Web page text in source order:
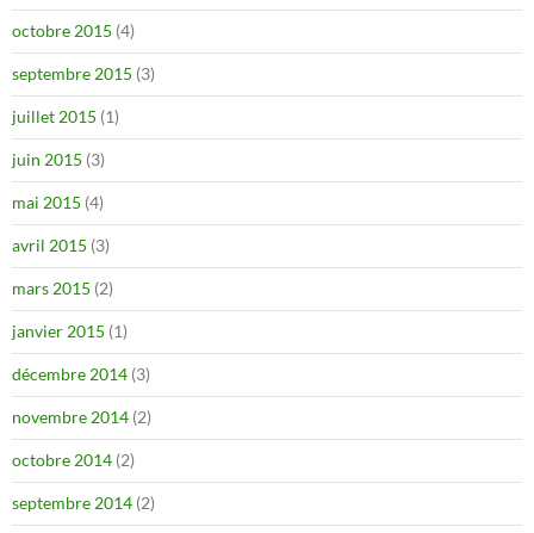
octobre 2015 (4)
septembre 2015 (3)
juillet 2015 (1)
juin 2015 (3)
mai 2015 (4)
avril 2015 (3)
mars 2015 (2)
janvier 2015 (1)
décembre 2014 (3)
novembre 2014 (2)
octobre 2014 (2)
septembre 2014 (2)